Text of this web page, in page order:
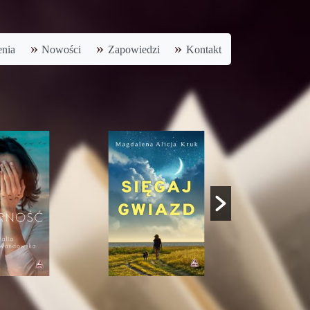
Nowości Zapowiedzi Kontakt